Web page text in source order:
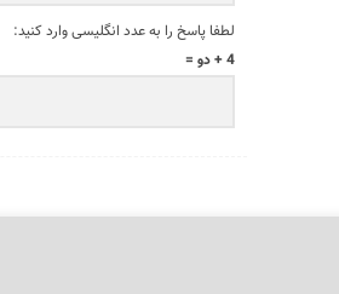
لطفا پاسخ را به عدد انگلیسی وارد کنید:
4 + دو =